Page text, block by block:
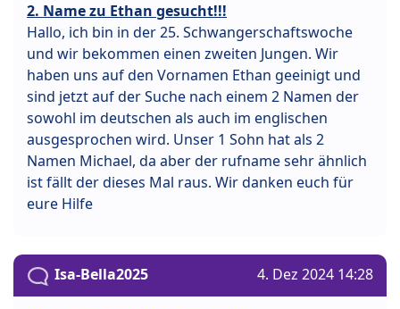
2. Name zu Ethan gesucht!!!
Hallo, ich bin in der 25. Schwangerschaftswoche
und wir bekommen einen zweiten Jungen. Wir
haben uns auf den Vornamen Ethan geeinigt und
sind jetzt auf der Suche nach einem 2 Namen der
sowohl im deutschen als auch im englischen
ausgesprochen wird. Unser 1 Sohn hat als 2
Namen Michael, da aber der rufname sehr ähnlich
ist fällt der dieses Mal raus. Wir danken euch für
eure Hilfe
Isa-Bella2025 4. Dez 2024 14:28